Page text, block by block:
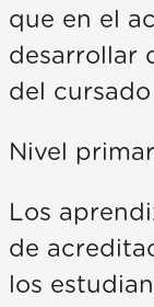
que en el
desarrollar
del
Nivel
Los
de
los